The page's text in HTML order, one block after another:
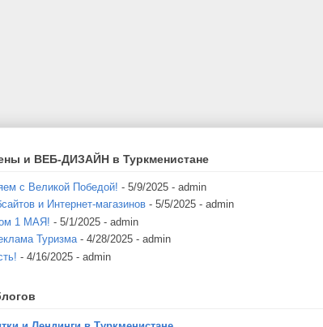
и ВЕБ-ДИЗАЙН в Туркменистане
с Великой Победой! - 5/9/2025 - admin
и Интернет-магазинов - 5/5/2025 - admin
1 МАЯ! - 5/1/2025 - admin
Туризма- 4/28/2025 - admin
- 4/16/2025 - admin